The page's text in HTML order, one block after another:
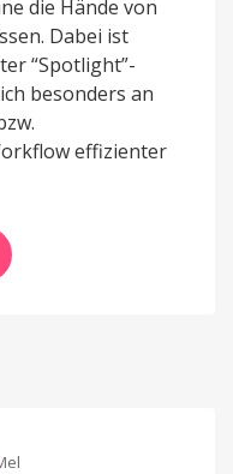
die Hände von
Dabei ist
“Spotlight”-
besonders an
effizienter